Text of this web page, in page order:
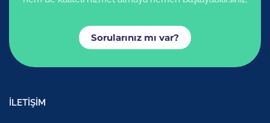
Sorularınız mı var?
İLETİŞİM